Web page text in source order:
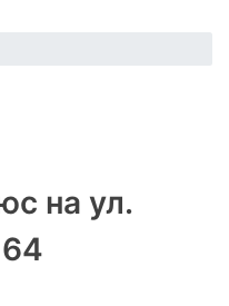
на ул.